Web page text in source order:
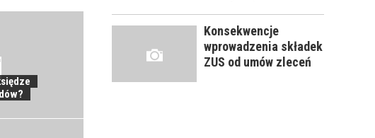
Konsekwencje
wprowadzenia składek
ZUS od umów zleceń